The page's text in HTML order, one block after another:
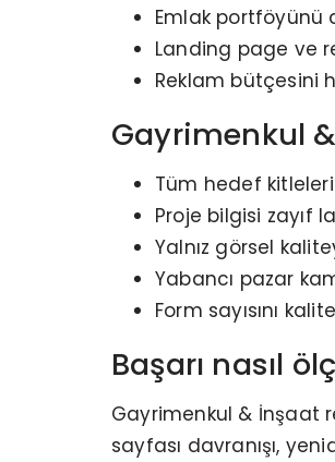
Emlak
Landing page ve
Reklam bütçesini
Gayrimenkul
Tüm hedef
Proje bilgisi zayıf
Yalnız görsel
Yabancı pazar
Form sayısını
Başarı nasıl
Gayrimenkul & İnşaat
sayfası davranışı,